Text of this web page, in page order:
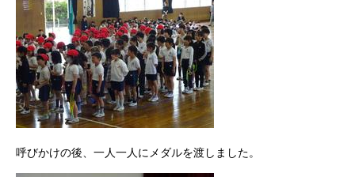
呼びかけの後、一人一人にメダルを渡しました。